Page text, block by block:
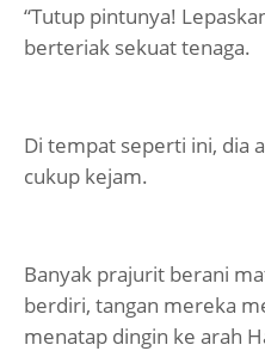
“Tutup pintunya!
berteriak sekuat tenaga.
Di tempat seperti ini, dia
cukup kejam.
Banyak prajurit berani
berdiri, tangan mereka
menatap dingin ke arah